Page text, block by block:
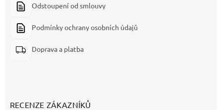
Odstoupení od smlouvy
Podmínky ochrany osobních údajů
Doprava a platba
RECENZE ZÁKAZNÍKŮ